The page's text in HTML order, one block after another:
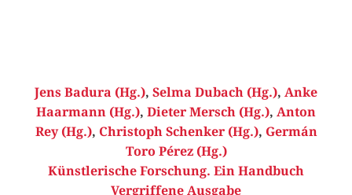
Jens Badura (Hg.), Selma Dubach (Hg.), Anke
Haarmann (Hg.), Dieter Mersch (Hg.), Anton
Rey (Hg.), Christoph Schenker (Hg.), Germán
Toro Pérez (Hg.)
Künstlerische Forschung. Ein Handbuch
Vergriffene Ausgabe